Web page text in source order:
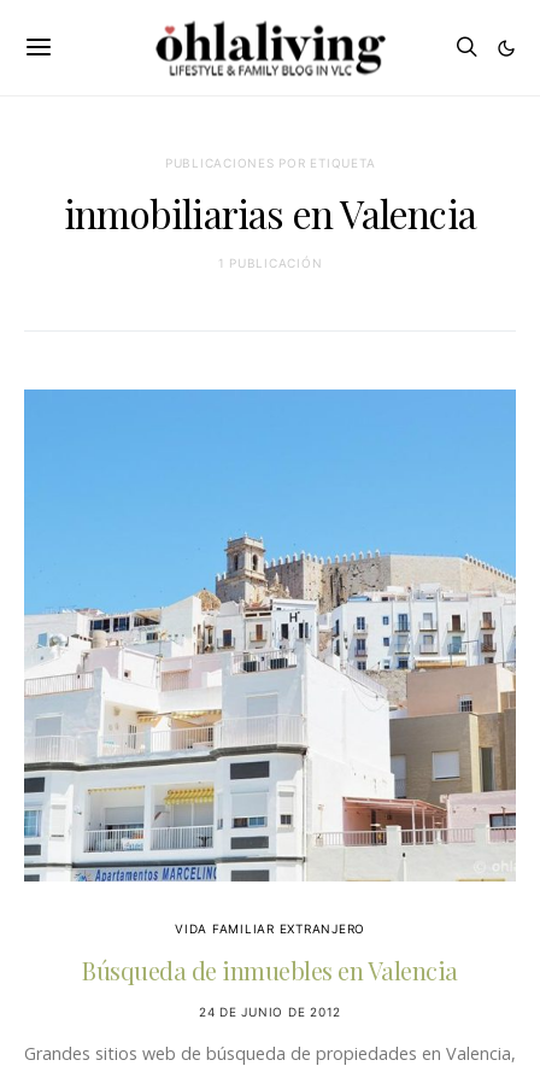
PUBLICACIONES POR ETIQUETA
inmobiliarias en Valencia
1 PUBLICACIÓN
VIDA FAMILIAR EXTRANJERO
Búsqueda de inmuebles en Valencia
24 DE JUNIO DE 2012
Grandes sitios web de búsqueda de propiedades en Valencia,